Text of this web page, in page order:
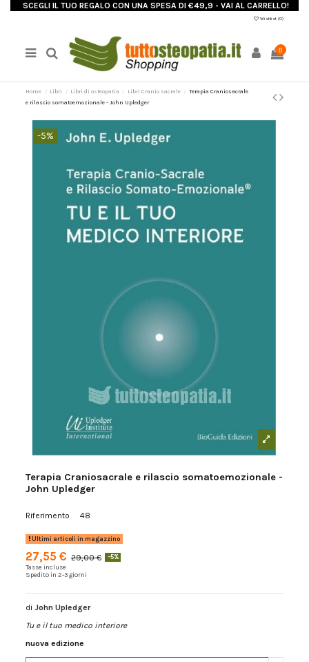
SCEGLI IL TUO REGALO CON UNA SPESA DI €49,9 - VAI AL CARRELLO!
Wishlist (0)
0
Home Libri Libri di osteopatia Libri Cranio sacrale
Terapia Craniosacrale
e rilascio somatoemozionale - John Upledger
-5%
Terapia Craniosacrale e rilascio somatoemozionale -
John Upledger
Riferimento 48
Ultimi articoli in magazzino
27,55 € 29,00 € -5%
Tasse incluse
Spedito in 2-3 giorni
diJohn Upledger
Tu e il tuo medico interiore
nuova edizione